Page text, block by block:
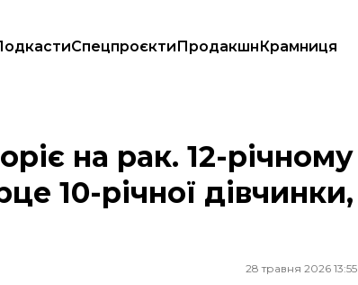
СпецпроєктиПродакшнКрамниця
10-річної дівчинки, яка загинула у ДТП
на рак. 12-річному
10-річної дівчинки,
28 травня 2026 13:55